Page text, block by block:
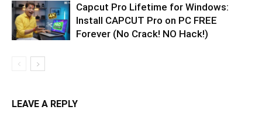
Capcut Pro Lifetime for Windows:
Install CAPCUT Pro on PC FREE
Forever (No Crack! NO Hack!)
LEAVE A REPLY